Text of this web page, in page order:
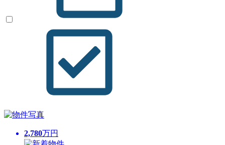
2,780万円